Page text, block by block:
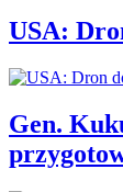
USA:
Gen.